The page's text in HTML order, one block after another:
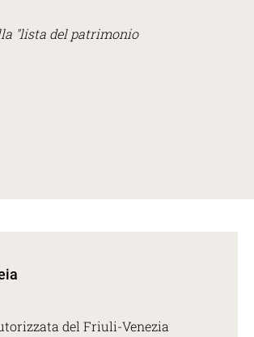
"lista del patrimonio
del Friuli-Venezia